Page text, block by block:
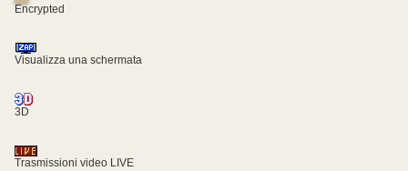
Encrypted
Visualizza una schermata
3D
Trasmissioni video LIVE